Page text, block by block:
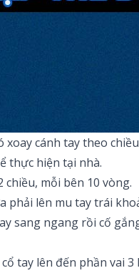
cánh tay theo
thực hiện tại nhà.
mỗi bên 10 vòng.
lên mu tay trái
sang ngang rồi cố
tay lên đến phần vai